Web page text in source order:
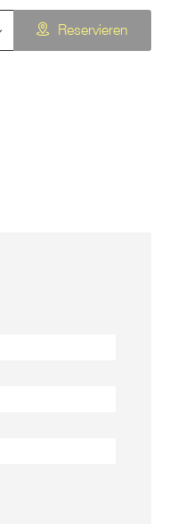
Reservieren